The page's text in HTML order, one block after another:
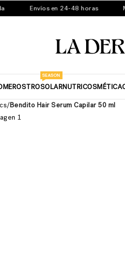
Envíos en 24-48 horas
ROSTROSOLAR
SEASON
NUTRICOSMÉTICA
/Bendito Hair Serum Capilar 50 ml